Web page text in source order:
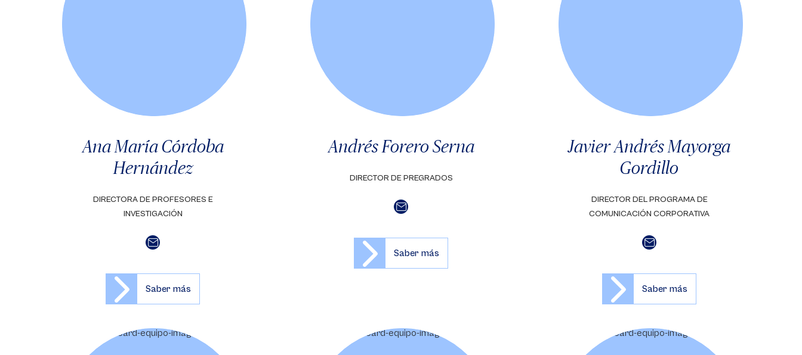
Ana María Córdoba
Hernández
DIRECTORA DE PROFESORES E
INVESTIGACIÓN
Saber más
Andrés Forero Serna
DIRECTOR DE PREGRADOS
Saber más
Javier Andrés Mayorga
Gordillo
DIRECTOR DEL PROGRAMA DE
COMUNICACIÓN CORPORATIVA
Saber más